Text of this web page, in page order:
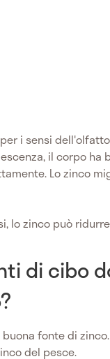
i sensi
il corpo ha
Lo zinco
lo zinco può
di cibo
fonte di
del pesce.